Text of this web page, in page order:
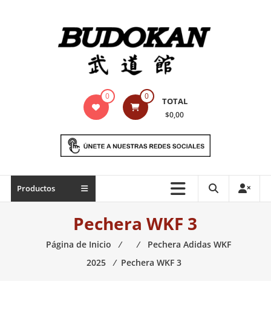
Indumentaria
marciales
Todo
necesario
0 0 TOTAL
$0,00
Productos
Pechera WKF 3
Página de Inicio ⁄ ⁄
Pechera Adidas WKF
2025
⁄ Pechera WKF 3